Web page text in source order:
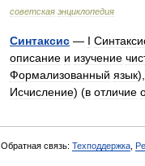
советская энциклопедия
Синтаксис — I
описание и изучение
Формализованный язык),
Исчисление) (в отличие
Обратная связь: Техподдержка